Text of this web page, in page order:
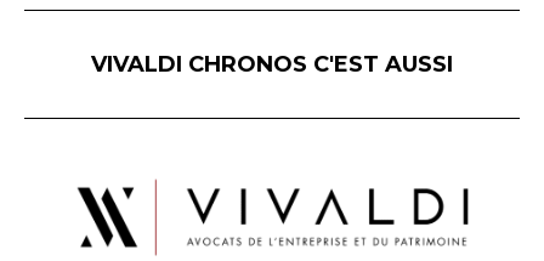
VIVALDI CHRONOS C'EST AUSSI